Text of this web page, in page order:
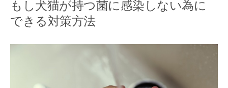
もし犬猫が持つ菌に感染しない為に
できる対策方法